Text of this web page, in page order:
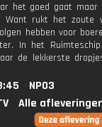
het goed gaat maar
Want rukt het zoute
hebben voor
In het
de lekkerste
NPO3
Alle